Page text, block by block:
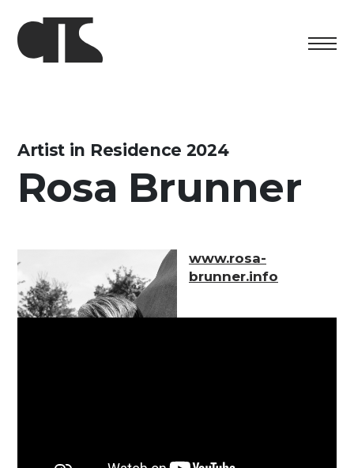
Ausstellung
Kulturelles Programm
Stiftung
Artist in Residence 2024
Rosa Brunner
www.rosa-
brunner.info